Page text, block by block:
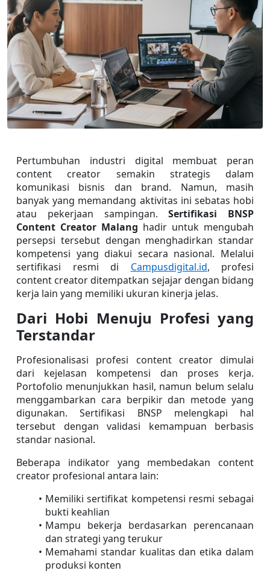
Pertumbuhan industri digital membuat peran
content creator semakin strategis dalam
komunikasi bisnis dan brand. Namun, masih
banyak yang memandang aktivitas ini sebatas hobi
atau pekerjaan sampingan. Sertifikasi BNSP
Content Creator Malang hadir untuk mengubah
persepsi tersebut dengan menghadirkan standar
kompetensi yang diakui secara nasional. Melalui
sertifikasi resmi di Campusdigital.id, profesi
content creator ditempatkan sejajar dengan bidang
kerja lain yang memiliki ukuran kinerja jelas.
Dari Hobi Menuju Profesi yang
Terstandar
Profesionalisasi profesi content creator dimulai
dari kejelasan kompetensi dan proses kerja.
Portofolio menunjukkan hasil, namun belum selalu
menggambarkan cara berpikir dan metode yang
digunakan. Sertifikasi BNSP melengkapi hal
tersebut dengan validasi kemampuan berbasis
standar nasional.
Beberapa indikator yang membedakan content
creator profesional antara lain:
Memiliki sertifikat kompetensi resmi sebagai
bukti keahlian
Mampu bekerja berdasarkan perencanaan
dan strategi yang terukur
Memahami standar kualitas dan etika dalam
produksi konten